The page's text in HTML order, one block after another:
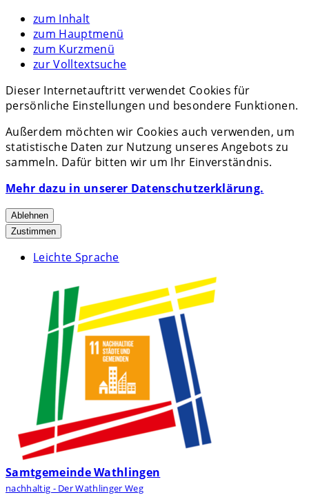
zum Inhalt
zum Hauptmenü
zum Kurzmenü
zur Volltextsuche
Dieser Internetauftritt verwendet Cookies für
persönliche Einstellungen und besondere Funktionen.
Außerdem möchten wir Cookies auch verwenden, um
statistische Daten zur Nutzung unseres Angebots zu
sammeln. Dafür bitten wir um Ihr Einverständnis.
Mehr dazu in unserer Datenschutzerklärung.
Ablehnen
Zustimmen
Leichte Sprache
Samtgemeinde Wathlingen
nachhaltig - Der Wathlinger Weg